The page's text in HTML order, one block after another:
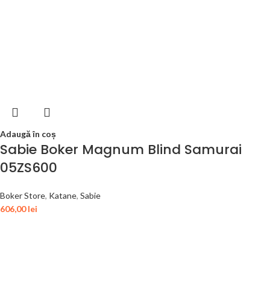
Adaugă în coș
Sabie Boker Magnum Blind Samurai
05ZS600
Boker Store, Katane, Sabie
606,00lei